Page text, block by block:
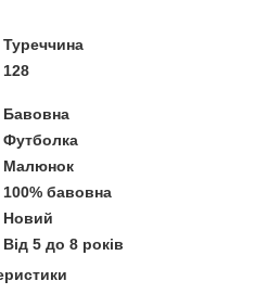
Туреччина
128
Бавовна
Футболка
Малюнок
100% бавовна
Новий
Від 5 до 8 років